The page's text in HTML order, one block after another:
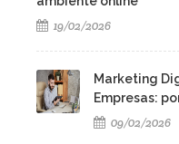
19/02/2026
Marketing
Empresas:
09/02/2026